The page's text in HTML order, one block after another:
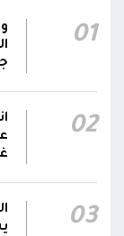
في
عن
01
02
03